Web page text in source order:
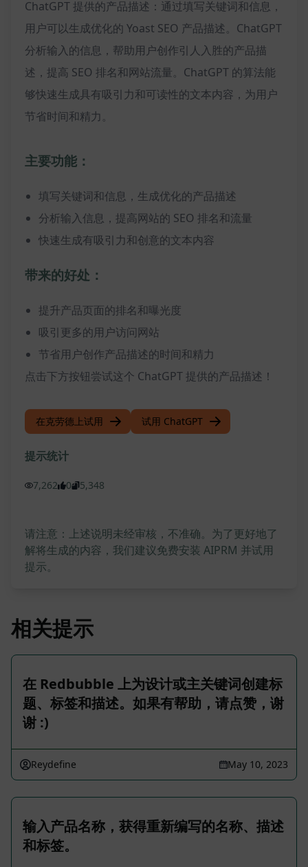
ChatGPT 提供的产品描述：通过填写关键词和信息，
用户可以生成优化的 Yoast SEO 产品描述。ChatGPT
分析输入的信息，帮助用户创作引人入胜的产品描
述，提高 SEO 排名和网站流量。ChatGPT 的算法能
够快速生成具有吸引力和可读性的文本内容，为用户
节省时间和精力。
主要功能：
填写关键词和信息，生成优化的产品描述
分析输入信息，提高网站的 SEO 排名和流量
快速生成有吸引力和创意的文本内容
带来的好处：
提升产品页面的排名和曝光度
吸引更多的用户访问网站
节省用户创作产品描述的时间和精力
点击下方按钮尝试这个 ChatGPT 提供的产品描述！
在克劳德上试用 试用 ChatGPT
提示统计
7,262 0 5,348
请注意：上述说明未经审核，不准确。为了更好地了
解将生成的内容，我们建议免费安装 AIPRM 并试用
提示。
相关提示
在 Redbubble 上为设计或主关键词创建标
题、标签和描述。如果有帮助，请点赞，谢
谢 :)
Reydefine May 10, 2023
输入产品名称，获得重新编写的名称、描述
和标签。